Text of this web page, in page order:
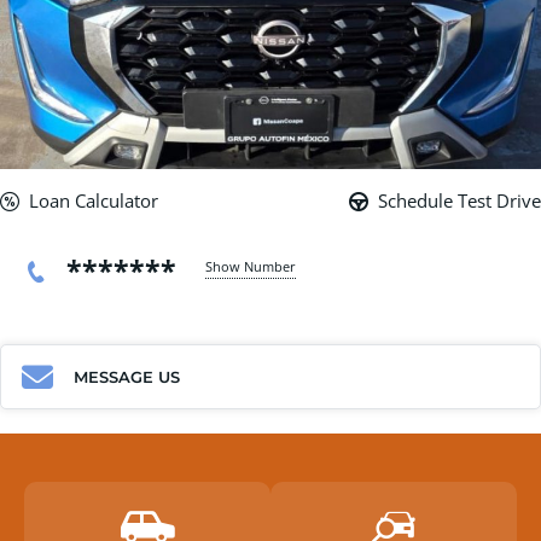
Loan Calculator Schedule Test Drive
******* Show Number
MESSAGE US